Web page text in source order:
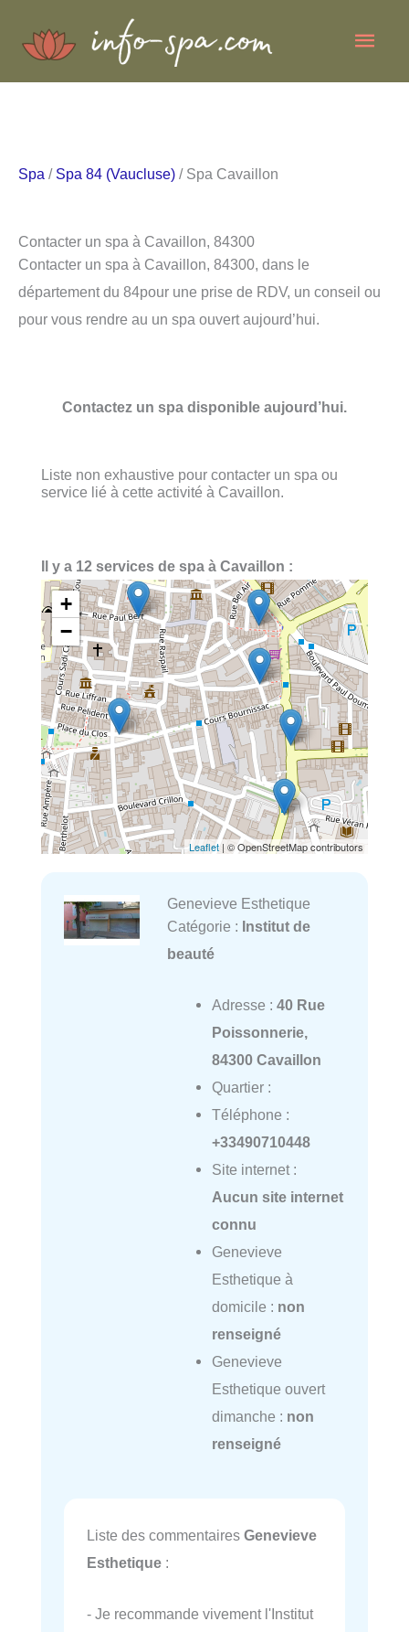
Spa / Spa 84 (Vaucluse) / Spa Cavaillon
Contacter un spa à Cavaillon, 84300
Contacter un spa à Cavaillon, 84300, dans le
département du 84pour une prise de RDV, un conseil ou
pour vous rendre au un spa ouvert aujourd’hui.
Contactez un spa disponible aujourd’hui.
Liste non exhaustive pour contacter un spa ou
service lié à cette activité à Cavaillon.
Il y a 12 services de spa à Cavaillon :
+
−
Leaflet| © OpenStreetMap contributors
Genevieve Esthetique
Catégorie : Institut de
beauté
Adresse : 40 Rue
Poissonnerie,
84300 Cavaillon
Quartier :
Téléphone :
+33490710448
Site internet :
Aucun site internet
connu
Genevieve
Esthetique à
domicile : non
renseigné
Genevieve
Esthetique ouvert
dimanche : non
renseigné
Liste des commentaires Genevieve
Esthetique :
- Je recommande vivement l'Institut